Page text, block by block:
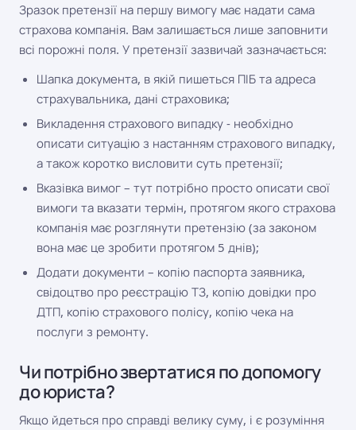
Зразок претензії на першу вимогу має надати сама
страхова компанія. Вам залишається лише заповнити
всі порожні поля. У претензії зазвичай зазначається:
Шапка документа, в якій пишеться ПІБ та адреса
страхувальника, дані страховика;
Викладення страхового випадку - необхідно
описати ситуацію з настанням страхового випадку,
а також коротко висловити суть претензії;
Вказівка ​​вимог – тут потрібно просто описати свої
вимоги та вказати термін, протягом якого страхова
компанія має розглянути претензію (за законом
вона має це зробити протягом 5 днів);
Додати документи – копію паспорта заявника,
свідоцтво про реєстрацію ТЗ, копію довідки про
ДТП, копію страхового полісу, копію чека на
послуги з ремонту.
Чи потрібно звертатися по допомогу
до юриста?
Якщо йдеться про справді велику суму, і є розуміння